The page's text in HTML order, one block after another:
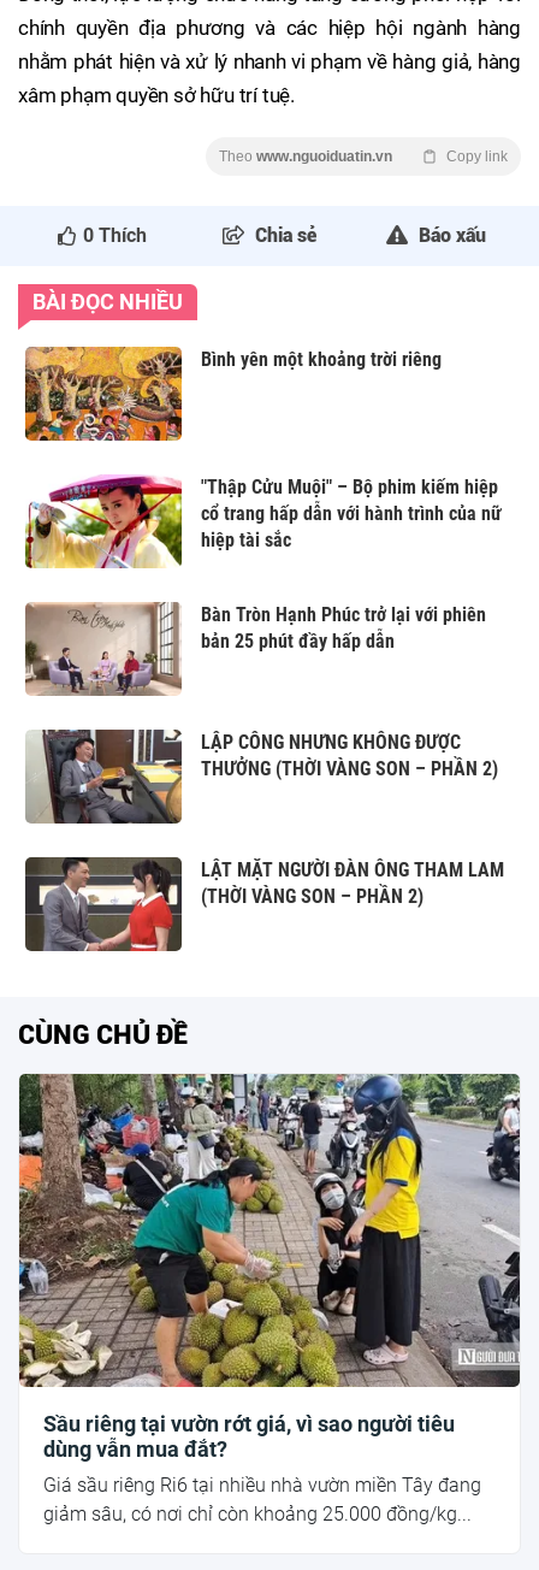
chính quyền địa phương và các hiệp hội ngành hàng
nhằm phát hiện và xử lý nhanh vi phạm về hàng giả, hàng
xâm phạm quyền sở hữu trí tuệ.
Theo www.nguoiduatin.vn Copy link
0 Thích Chia sẻ Báo xấu
BÀI ĐỌC NHIỀU
Bình yên một khoảng trời riêng
"Thập Cửu Muội" – Bộ phim kiếm hiệp
cổ trang hấp dẫn với hành trình của nữ
hiệp tài sắc
Bàn Tròn Hạnh Phúc trở lại với phiên
bản 25 phút đầy hấp dẫn
LẬP CÔNG NHƯNG KHÔNG ĐƯỢC
THƯỞNG (THỜI VÀNG SON – PHẦN 2)
LẬT MẶT NGƯỜI ĐÀN ÔNG THAM LAM
(THỜI VÀNG SON – PHẦN 2)
CÙNG CHỦ ĐỀ
Sầu riêng tại vườn rớt giá, vì sao người tiêu
dùng vẫn mua đắt?
Giá sầu riêng Ri6 tại nhiều nhà vườn miền Tây đang
giảm sâu, có nơi chỉ còn khoảng 25.000 đồng/kg...